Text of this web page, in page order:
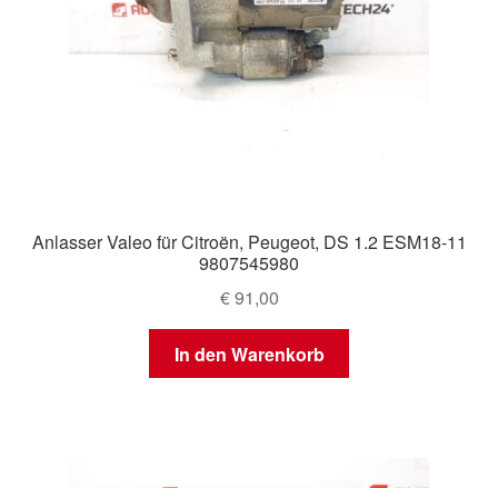
Anlasser Valeo für Citroën, Peugeot, DS 1.2 ESM18-11
9807545980
€91,00
In den Warenkorb